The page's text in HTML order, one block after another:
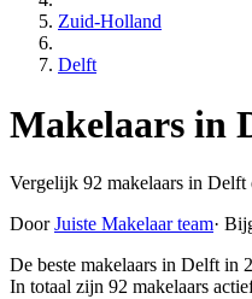
Zuid-Holland
Delft
Makelaars in
Vergelijk 92 makelaars in Delft
DoorJuiste Makelaar team·
De beste makelaars in Delft in
In totaal zijn 92 makelaars